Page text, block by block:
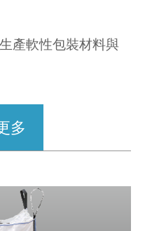
產軟性包裝材料與
多